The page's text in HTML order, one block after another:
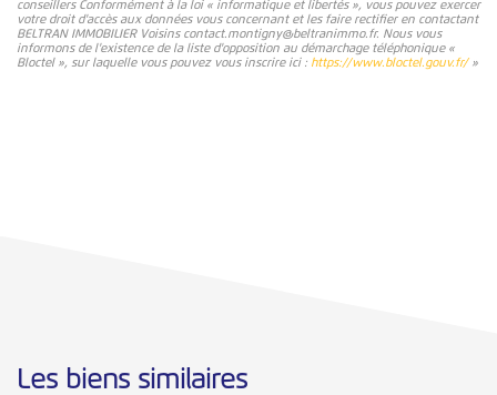
conseillers Conformément à la loi « informatique et libertés », vous pouvez exercer
votre droit d'accès aux données vous concernant et les faire rectifier en contactant
BELTRAN IMMOBILIER Voisins contact.montigny@beltranimmo.fr. Nous vous
informons de l'existence de la liste d'opposition au démarchage téléphonique «
Bloctel », sur laquelle vous pouvez vous inscrire ici : https://www.bloctel.gouv.fr/»
Les biens similaires